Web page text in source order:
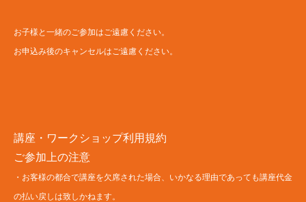
​お子様と一緒のご参加はご遠慮ください。
お申込み後のキャンセルはご遠慮ください。
講座・ワークショップ利用規約
ご参加上の注意
・お客様の都合で講座を欠席された場合、いかなる理由であっても講座代金
の払い戻しは致しかねます。